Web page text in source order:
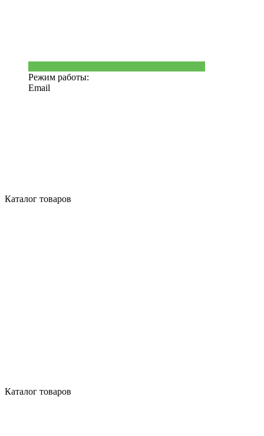
Режим работы:
Email
Каталог товаров
Каталог товаров